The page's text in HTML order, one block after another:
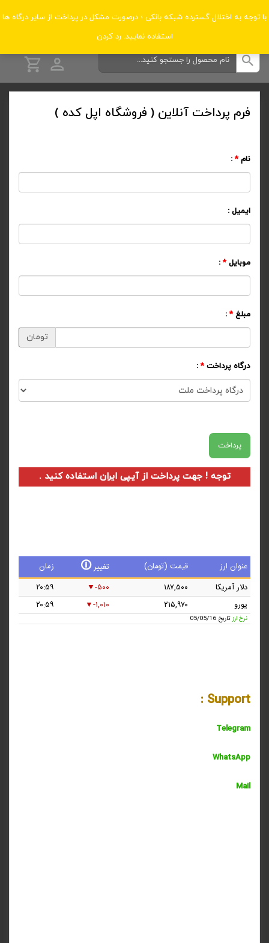
با توجه به اختلال گسترده شبکه بانکی ؛ درصورت مشکل در پرداخت از سایر درگاه ها
استفاده نمایید. رد کردن
دسته‌بندی‌ها
فرم پرداخت آنلاین ( فروشگاه اپل کده )
نام *
:
ایمیل :
موبایل *
:
مبلغ *
:
تومان
درگاه پرداخت *
:
پرداخت
توجه ! جهت پرداخت از آیپی ایران استفاده کنید .
عنوان ارز قیمت (تومان) تغییر🛈
زمان
دلار آمریکا
۱۸۷,۵۰۰ -۵۰۰
۲۰:۵۹
یورو
۲۱۵,۹۷۰ -۱,۰۱۰ ۲۰:۵۹
نرخ ارزتاریخ 05/05/16
Support :
Telegram
WhatsApp
Mail